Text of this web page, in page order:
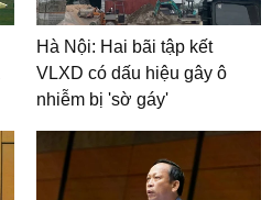
Hà Nội: Hai bãi tập kết
VLXD có dấu hiệu gây ô
nhiễm bị 'sờ gáy'